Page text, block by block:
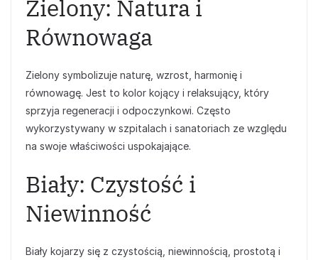
Zielony: Natura i
Równowaga
Zielony symbolizuje naturę, wzrost, harmonię i
równowagę. Jest to kolor kojący i relaksujący, który
sprzyja regeneracji i odpoczynkowi. Często
wykorzystywany w szpitalach i sanatoriach ze względu
na swoje właściwości uspokajające.
Biały: Czystość i
Niewinność
Biały kojarzy się z czystością, niewinnością, prostotą i